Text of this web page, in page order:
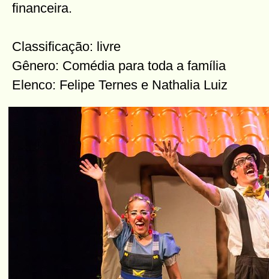
financeira.
Classificação: livre
Gênero: Comédia para toda a família
Elenco: Felipe Ternes e Nathalia Luiz